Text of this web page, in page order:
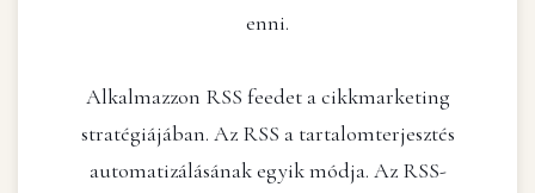
enni.
Alkalmazzon RSS feedet a cikkmarketing
stratégiájában. Az RSS a tartalomterjesztés
automatizálásának egyik módja. Az RSS-